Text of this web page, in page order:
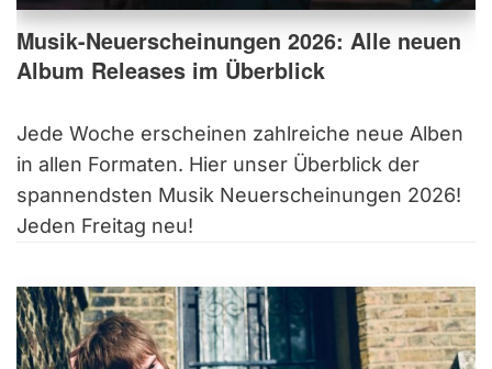
Musik-Neuerscheinungen 2026: Alle neuen
Album Releases im Überblick
Jede Woche erscheinen zahlreiche neue Alben
in allen Formaten. Hier unser Überblick der
spannendsten Musik Neuerscheinungen 2026!
Jeden Freitag neu!